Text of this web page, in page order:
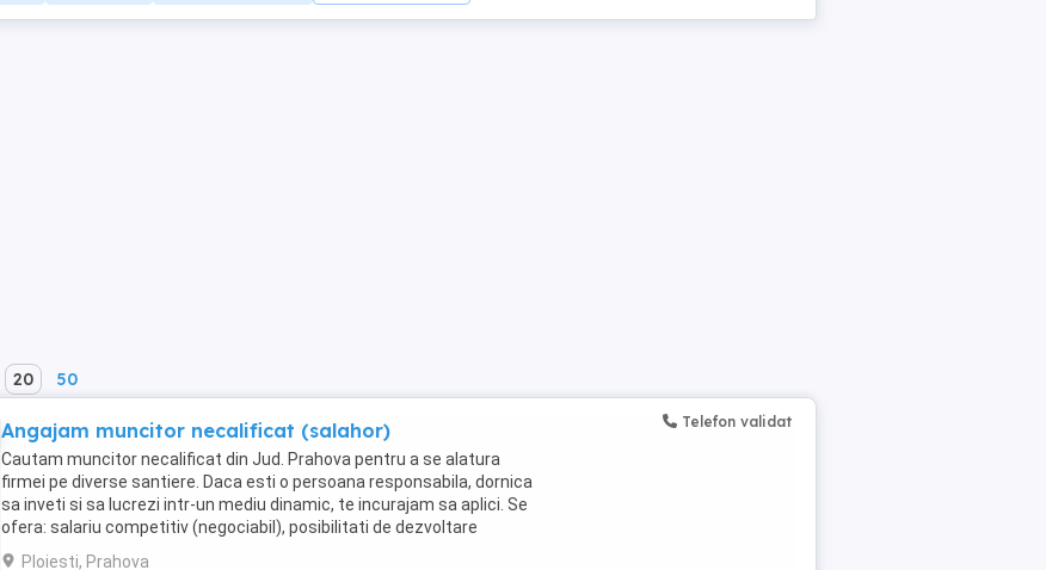
20 50
Angajam muncitor necalificat (salahor)
Cautam muncitor necalificat din Jud. Prahova pentru a se alatura
firmei pe diverse santiere. Daca esti o persoana responsabila, dornica
sa inveti si sa lucrezi intr-un mediu dinamic, te incurajam sa aplici. Se
ofera: salariu competitiv (negociabil), posibilitati de dezvoltare
profesionala, un mediu ...
Ploiesti, Prahova
Telefon validat